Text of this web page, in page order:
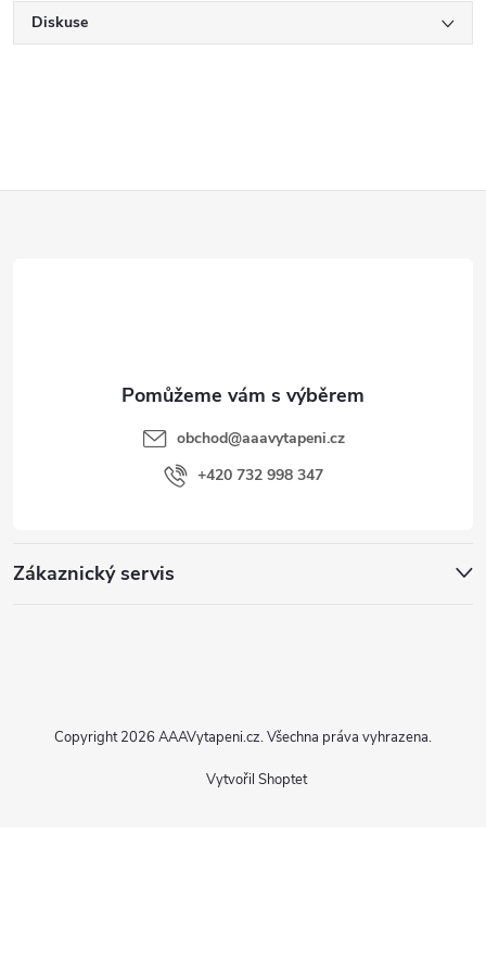
Diskuse
Zákaznický servis
obchod@aaavytapeni.cz
+420 732 998 347
Vytvořil Shoptet
Copyright 2026 AAAVytapeni.cz. Všechna práva vyhrazena.